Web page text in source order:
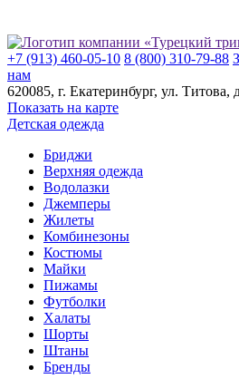
+7 (913) 460-05-10 8 (800) 310-79-88
нам
620085, г. Екатеринбург, ул. ​Титова,
Показать на карте
Детская одежда
Бриджи
Верхняя одежда
Водолазки
Джемперы
Жилеты
Комбинезоны
Костюмы
Майки
Пижамы
Футболки
Халаты
Шорты
Штаны
Бренды